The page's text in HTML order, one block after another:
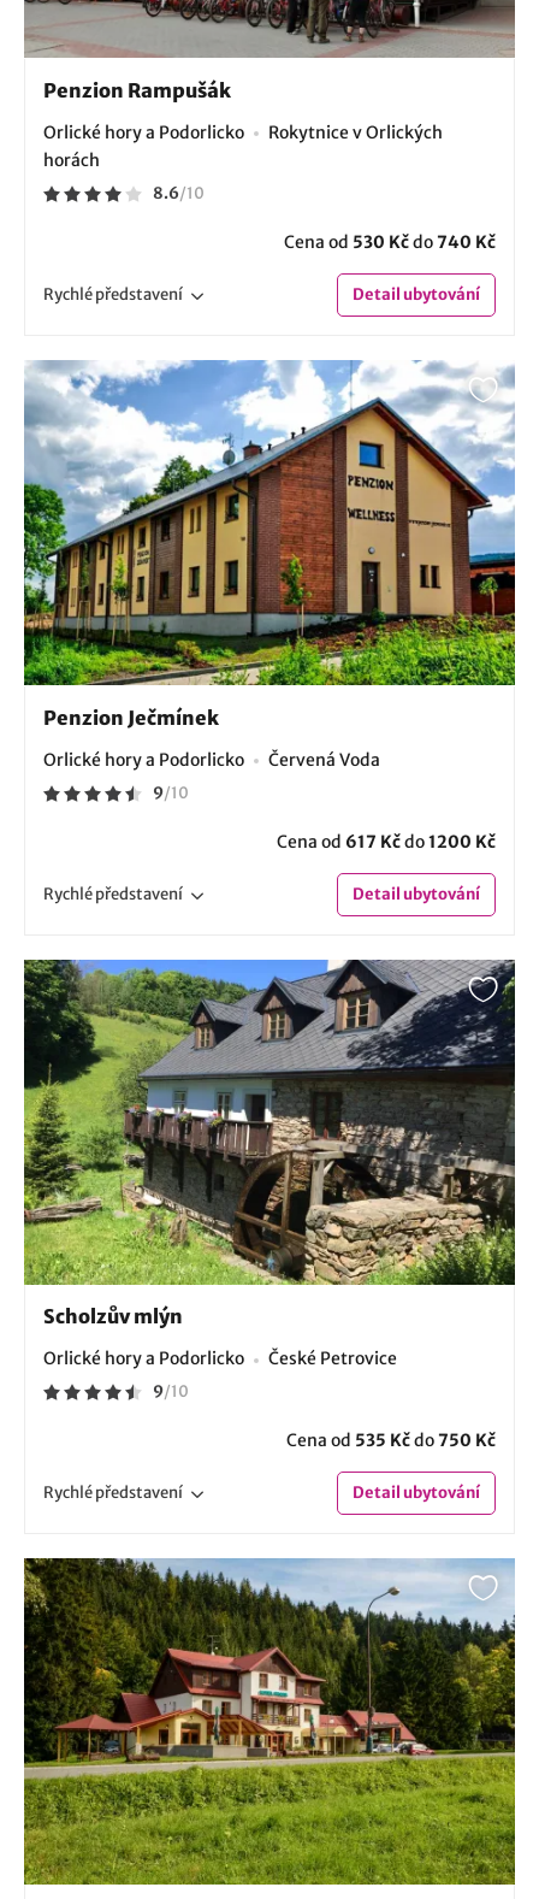
Penzion Rampušák
Orlické hory a Podorlicko
Rokytnice v Orlických
horách
8.6/10
Cena od 530 Kčdo740 Kč
Rychlépředstavení Detailubytování
Penzion Ječmínek
Orlické hory a Podorlicko Červená Voda
9/10
Cena od 617 Kčdo1200 Kč
Rychlépředstavení Detailubytování
Scholzův mlýn
Orlické hory a Podorlicko České Petrovice
9/10
Cena od 535 Kčdo750 Kč
Rychlépředstavení Detailubytování